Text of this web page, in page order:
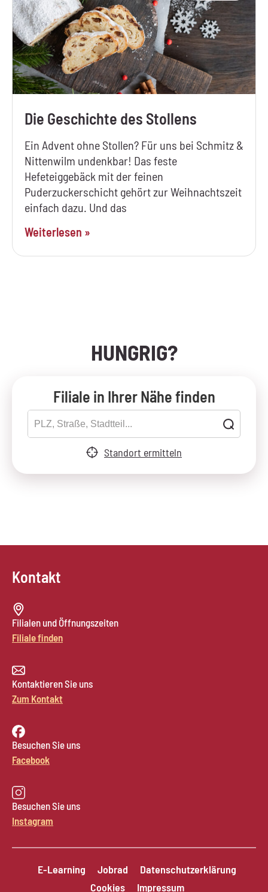
Die Geschichte des Stollens
Ein Advent ohne Stollen? Für uns bei Schmitz &
Nittenwilm undenkbar! Das feste
Hefeteiggebäck mit der feinen
Puderzuckerschicht gehört zur Weihnachtszeit
einfach dazu. Und das
Weiterlesen »
HUNGRIG?
Filiale in Ihrer Nähe finden
Standort ermitteln
Kontakt
Filialen und Öffnungszeiten
Filiale finden
Kontaktieren Sie uns
Zum Kontakt
Besuchen Sie uns
Facebook
Besuchen Sie uns
Instagram
E-Learning Jobrad
Datenschutzerklärung
Cookies
Impressum